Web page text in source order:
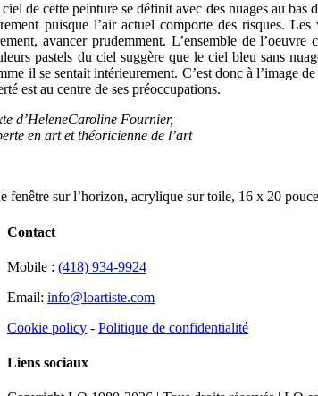
de cette peinture se définit avec des nuages au
puisque l’air actuel comporte des risques.
avancer prudemment. L’ensemble de
pastels du ciel suggère que le ciel bleu sans
il se sentait intérieurement. C’est donc à l’image
est au centre de ses préoccupations.
d’HeleneCaroline Fournier,
en art et théoricienne de l’art
fenêtre sur l’horizon, acrylique sur toile, 16 x 20
Contact
Mobile : (418) 934-9924
Email: info@loartiste.com
Cookie policy - Politique de confidentialité
Liens sociaux